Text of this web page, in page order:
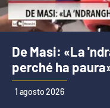
De Masi: «La
perché ha
1 agosto 2026